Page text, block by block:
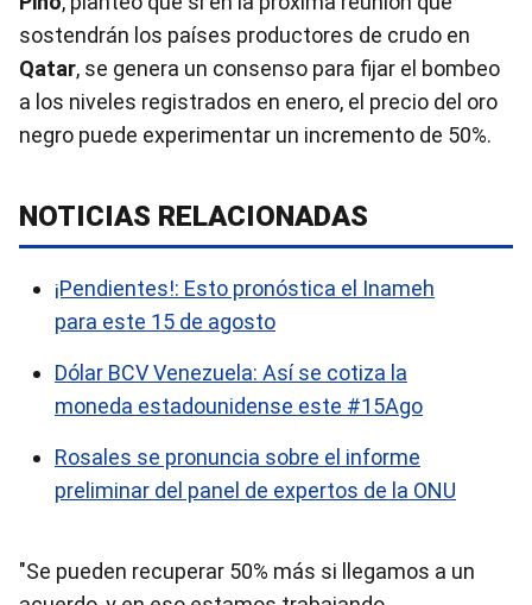
sostendrán los países productores de crudo en
Qatar, se genera un consenso para fijar el bombeo
a los niveles registrados en enero, el precio del oro
negro puede experimentar un incremento de 50%.
NOTICIAS RELACIONADAS
¡Pendientes!: Esto pronóstica el Inameh
para este 15 de agosto
Dólar BCV Venezuela: Así se cotiza la
moneda estadounidense este #15Ago
Rosales se pronuncia sobre el informe
preliminar del panel de expertos de la ONU
"Se pueden recuperar 50% más si llegamos a un